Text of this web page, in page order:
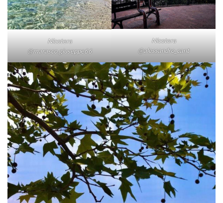
Nicotera
@marasco.giuseppe66
Nicotera
@alessandro_cant